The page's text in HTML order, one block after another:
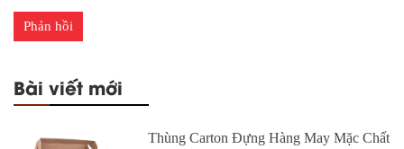
Bài viết mới
Thùng Carton Đựng Hàng May Mặc Chất